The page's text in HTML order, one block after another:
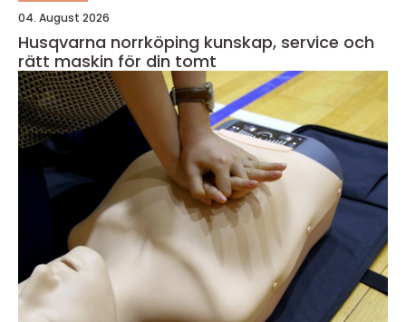
04. August 2026
Husqvarna norrköping kunskap, service och
rätt maskin för din tomt